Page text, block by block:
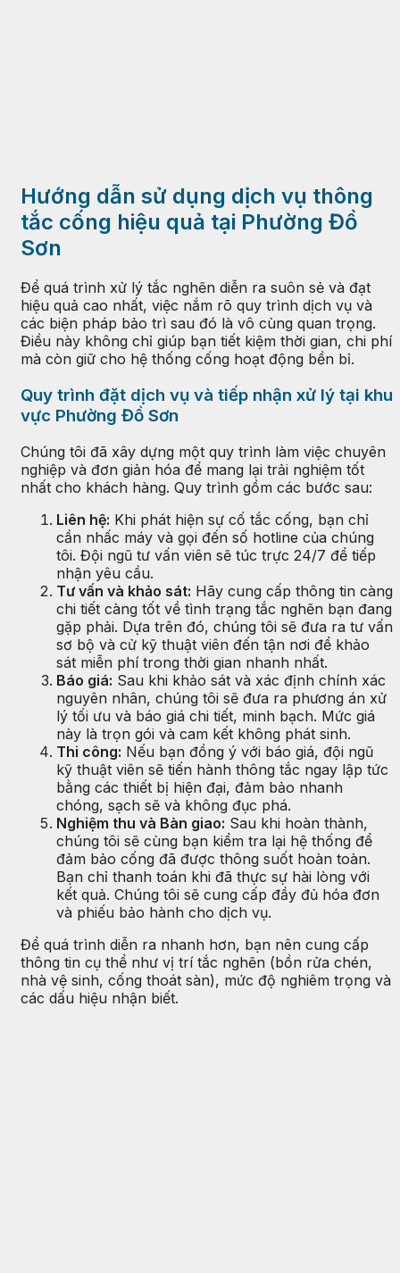
Hướng dẫn sử dụng dịch vụ thông
tắc cống hiệu quả tại Phường Đồ
Sơn
Để quá trình xử lý tắc nghẽn diễn ra suôn sẻ và đạt
hiệu quả cao nhất, việc nắm rõ quy trình dịch vụ và
các biện pháp bảo trì sau đó là vô cùng quan trọng.
Điều này không chỉ giúp bạn tiết kiệm thời gian, chi phí
mà còn giữ cho hệ thống cống hoạt động bền bỉ.
Quy trình đặt dịch vụ và tiếp nhận xử lý tại khu
vực Phường Đồ Sơn
Chúng tôi đã xây dựng một quy trình làm việc chuyên
nghiệp và đơn giản hóa để mang lại trải nghiệm tốt
nhất cho khách hàng. Quy trình gồm các bước sau:
Liên hệ: Khi phát hiện sự cố tắc cống, bạn chỉ
cần nhấc máy và gọi đến số hotline của chúng
tôi. Đội ngũ tư vấn viên sẽ túc trực 24/7 để tiếp
nhận yêu cầu.
Tư vấn và khảo sát: Hãy cung cấp thông tin càng
chi tiết càng tốt về tình trạng tắc nghẽn bạn đang
gặp phải. Dựa trên đó, chúng tôi sẽ đưa ra tư vấn
sơ bộ và cử kỹ thuật viên đến tận nơi để khảo
sát miễn phí trong thời gian nhanh nhất.
Báo giá: Sau khi khảo sát và xác định chính xác
nguyên nhân, chúng tôi sẽ đưa ra phương án xử
lý tối ưu và báo giá chi tiết, minh bạch. Mức giá
này là trọn gói và cam kết không phát sinh.
Thi công: Nếu bạn đồng ý với báo giá, đội ngũ
kỹ thuật viên sẽ tiến hành thông tắc ngay lập tức
bằng các thiết bị hiện đại, đảm bảo nhanh
chóng, sạch sẽ và không đục phá.
Nghiệm thu và Bàn giao: Sau khi hoàn thành,
chúng tôi sẽ cùng bạn kiểm tra lại hệ thống để
đảm bảo cống đã được thông suốt hoàn toàn.
Bạn chỉ thanh toán khi đã thực sự hài lòng với
kết quả. Chúng tôi sẽ cung cấp đầy đủ hóa đơn
và phiếu bảo hành cho dịch vụ.
Để quá trình diễn ra nhanh hơn, bạn nên cung cấp
thông tin cụ thể như vị trí tắc nghẽn (bồn rửa chén,
nhà vệ sinh, cống thoát sàn), mức độ nghiêm trọng và
các dấu hiệu nhận biết.